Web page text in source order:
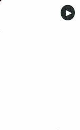
▶︎